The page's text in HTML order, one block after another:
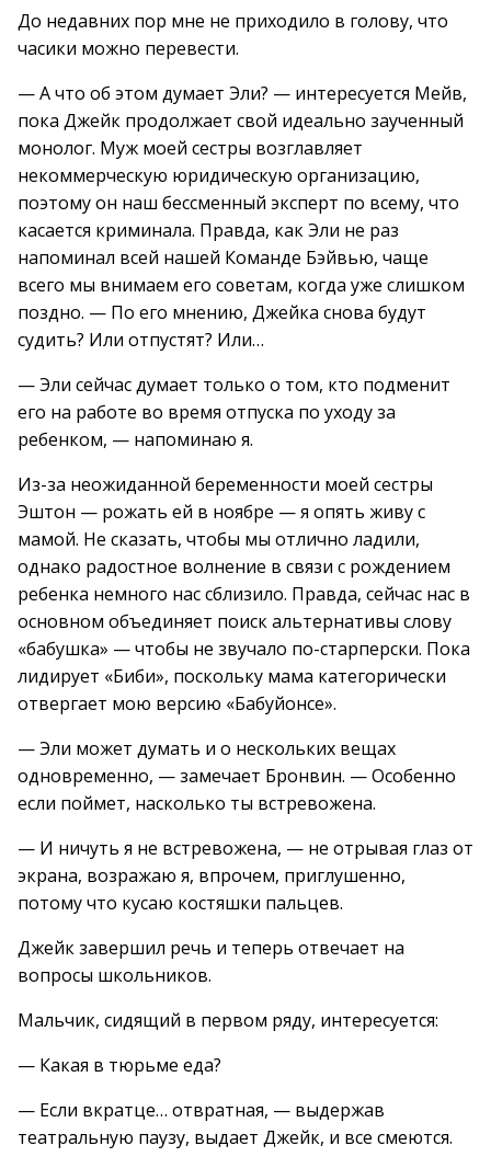
До недавних пор мне не приходило в голову, что
часики можно перевести.
— А что об этом думает Эли? — интересуется Мейв,
пока Джейк продолжает свой идеально заученный
монолог. Муж моей сестры возглавляет
некоммерческую юридическую организацию,
поэтому он наш бессменный эксперт по всему, что
касается криминала. Правда, как Эли не раз
напоминал всей нашей Команде Бэйвью, чаще
всего мы внимаем его советам, когда уже слишком
поздно. — По его мнению, Джейка снова будут
судить? Или отпустят? Или…
— Эли сейчас думает только о том, кто подменит
его на работе во время отпуска по уходу за
ребенком, — напоминаю я.
Из-за неожиданной беременности моей сестры
Эштон — рожать ей в ноябре — я опять живу с
мамой. Не сказать, чтобы мы отлично ладили,
однако радостное волнение в связи с рождением
ребенка немного нас сблизило. Правда, сейчас нас в
основном объединяет поиск альтернативы слову
«бабушка» — чтобы не звучало по-старперски. Пока
лидирует «Биби», поскольку мама категорически
отвергает мою версию «Бабуйонсе».
— Эли может думать и о нескольких вещах
одновременно, — замечает Бронвин. — Особенно
если поймет, насколько ты встревожена.
— И ничуть я не встревожена, — не отрывая глаз от
экрана, возражаю я, впрочем, приглушенно,
потому что кусаю костяшки пальцев.
Джейк завершил речь и теперь отвечает на
вопросы школьников.
Мальчик, сидящий в первом ряду, интересуется:
— Какая в тюрьме еда?
— Если вкратце… отвратная, — выдержав
театральную паузу, выдает Джейк, и все смеются.